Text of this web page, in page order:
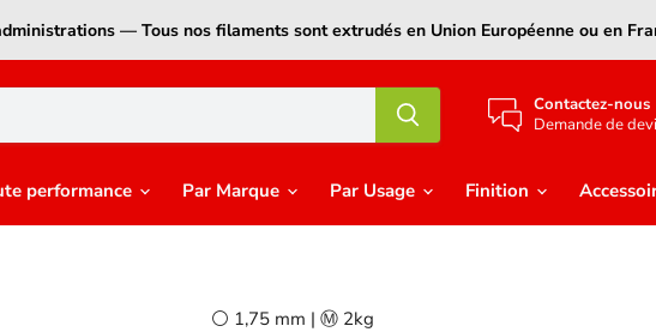
— Tous nos filaments sont extrudés en Union Européenne ou en
Contactez-nous
Demande de
performance Par Marque Par Usage Finition
⚪ 1,75 mm | Ⓜ️ 2kg